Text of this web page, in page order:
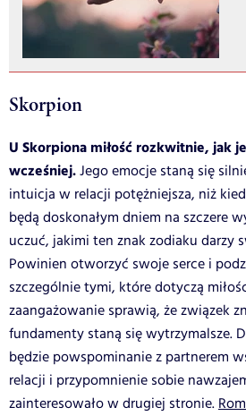
Skorpion
U Skorpiona miłość rozkwitnie, jak
wcześniej.Jego emocje staną się
intuicja w relacji potężniejsza, niż
będą doskonałym dniem na szczere
uczuć, jakimi ten znak zodiaku darzy
Powinien otworzyć swoje serce i
szczególnie tymi, które dotyczą
zaangażowanie sprawią, że związek
fundamenty staną się wytrzymalsze.
będzie powspominanie z partnerem
relacji i przypomnienie sobie
zainteresowało w drugiej stronie.